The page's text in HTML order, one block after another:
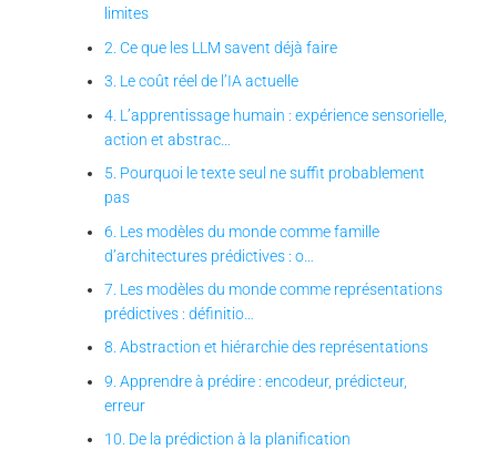
limites
2. Ce que les LLM savent déjà faire
3. Le coût réel de l’IA actuelle
4. L’apprentissage humain : expérience sensorielle,
action et abstrac…
5. Pourquoi le texte seul ne suffit probablement
pas
6. Les modèles du monde comme famille
d’architectures prédictives : o…
7. Les modèles du monde comme représentations
prédictives : définitio…
8. Abstraction et hiérarchie des représentations
9. Apprendre à prédire : encodeur, prédicteur,
erreur
10. De la prédiction à la planification